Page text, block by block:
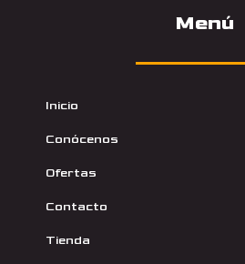
Menú
Inicio
Conócenos
Ofertas
Contacto
Tienda